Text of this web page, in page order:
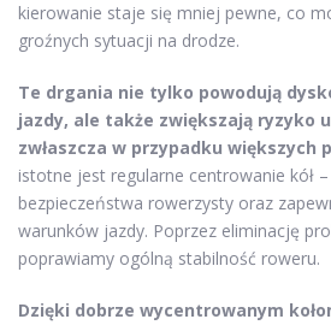
kierowanie staje się mniej pewne, co
groźnych sytuacji na drodze.
Te drgania nie tylko powodują
jazdy, ale także zwiększają ryzyko
zwłaszcza w przypadku większych
istotne jest regularne centrowanie kół
bezpieczeństwa rowerzysty oraz
warunków jazdy. Poprzez eliminację
poprawiamy ogólną stabilność roweru.
Dzięki dobrze wycentrowanym